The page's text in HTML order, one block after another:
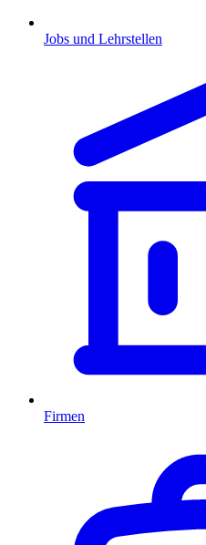
Jobs und Lehrstellen
Firmen